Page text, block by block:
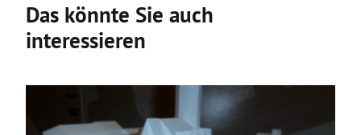
Das könnte Sie auch
interessieren